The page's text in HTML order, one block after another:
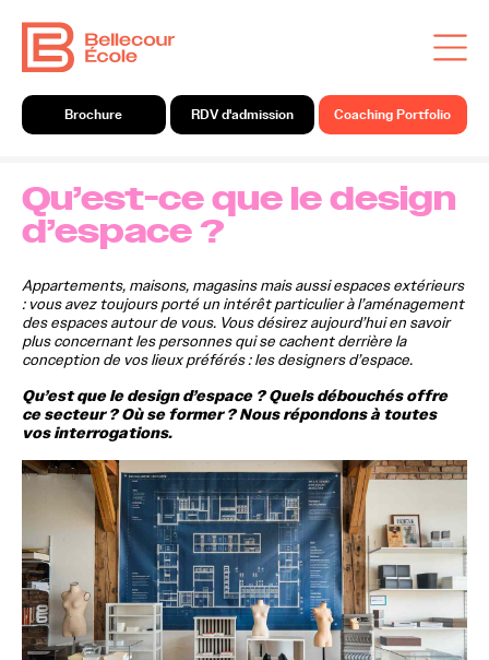
Qu’est-ce que le design
d’espace ?
Appartements, maisons, magasins mais aussi espaces extérieurs
: vous avez toujours porté un intérêt particulier à l’aménagement
des espaces autour de vous. Vous désirez aujourd’hui en savoir
plus concernant les personnes qui se cachent derrière la
conception de vos lieux préférés : les designers d’espace.
Qu’est que le design d’espace ? Quels débouchés offre
ce secteur ? Où se former ? Nous répondons à toutes
vos interrogations.
Brochure RDV d'admission Coaching Portfolio